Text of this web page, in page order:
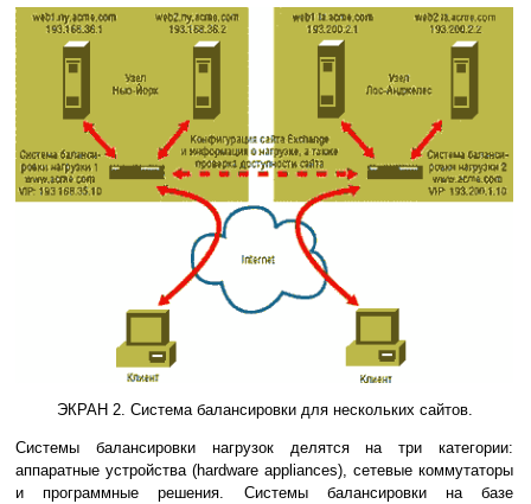
ЭКРАН 2. Система балансировки для нескольких сайтов.
Системы балансировки нагрузок делятся на три категории:
аппаратные устройства (hardware appliances), сетевые коммутаторы
и программные решения. Системы балансировки на базе